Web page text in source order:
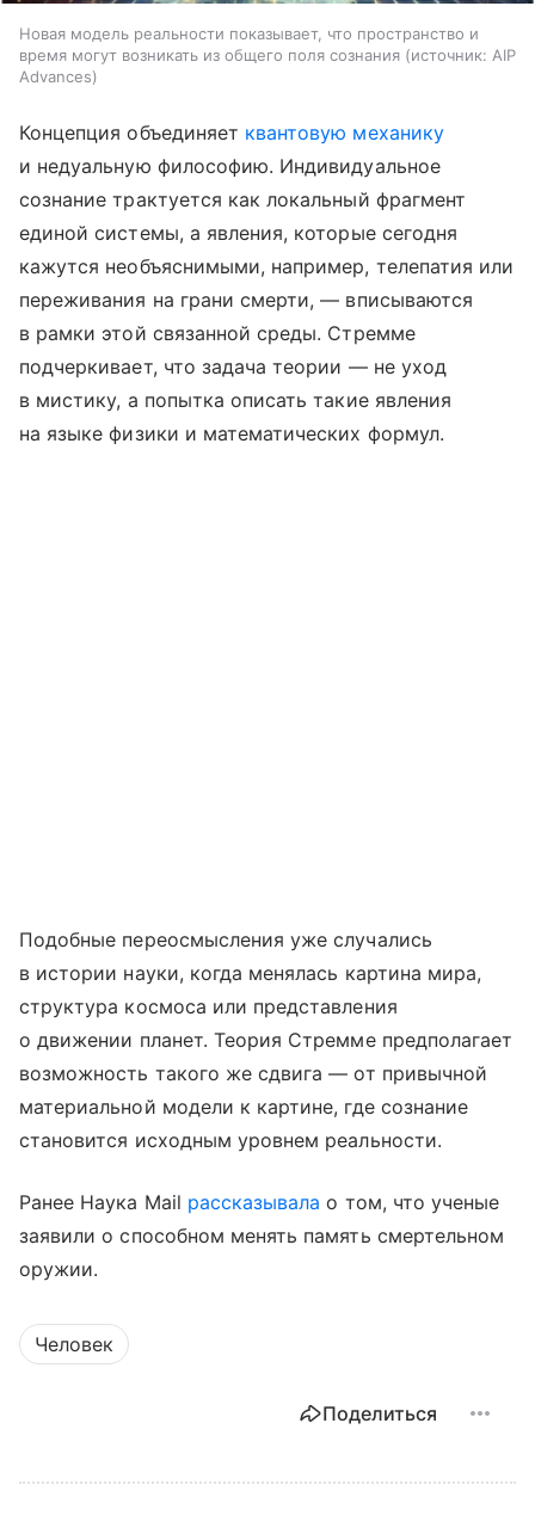
Новая модель реальности показывает, что пространство и
время могут возникать из общего поля сознания
источник: AIP
Advances
Концепция объединяет квантовую механику
и недуальную философию. Индивидуальное
сознание трактуется как локальный фрагмент
единой системы, а явления, которые сегодня
кажутся необъяснимыми, например, телепатия или
переживания на грани смерти, — вписываются
в рамки этой связанной среды. Стремме
подчеркивает, что задача теории — не уход
в мистику, а попытка описать такие явления
на языке физики и математических формул.
Подобные переосмысления уже случались
в истории науки, когда менялась картина мира,
структура космоса или представления
о движении планет. Теория Стремме предполагает
возможность такого же сдвига — от привычной
материальной модели к картине, где сознание
становится исходным уровнем реальности.
Ранее Наука Mail рассказывала о том, что ученые
заявили о способном менять память смертельном
оружии.
Человек
Поделиться